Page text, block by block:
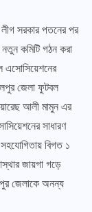
সরকার পতনের পর
কমিটি গঠন করা
এসোসিয়েশনের
জেলা ফুটবল
আলী মামুন এর
সাধারণ
বিগত ১
জায়গা গড়ে
জেলাকে অনন্য